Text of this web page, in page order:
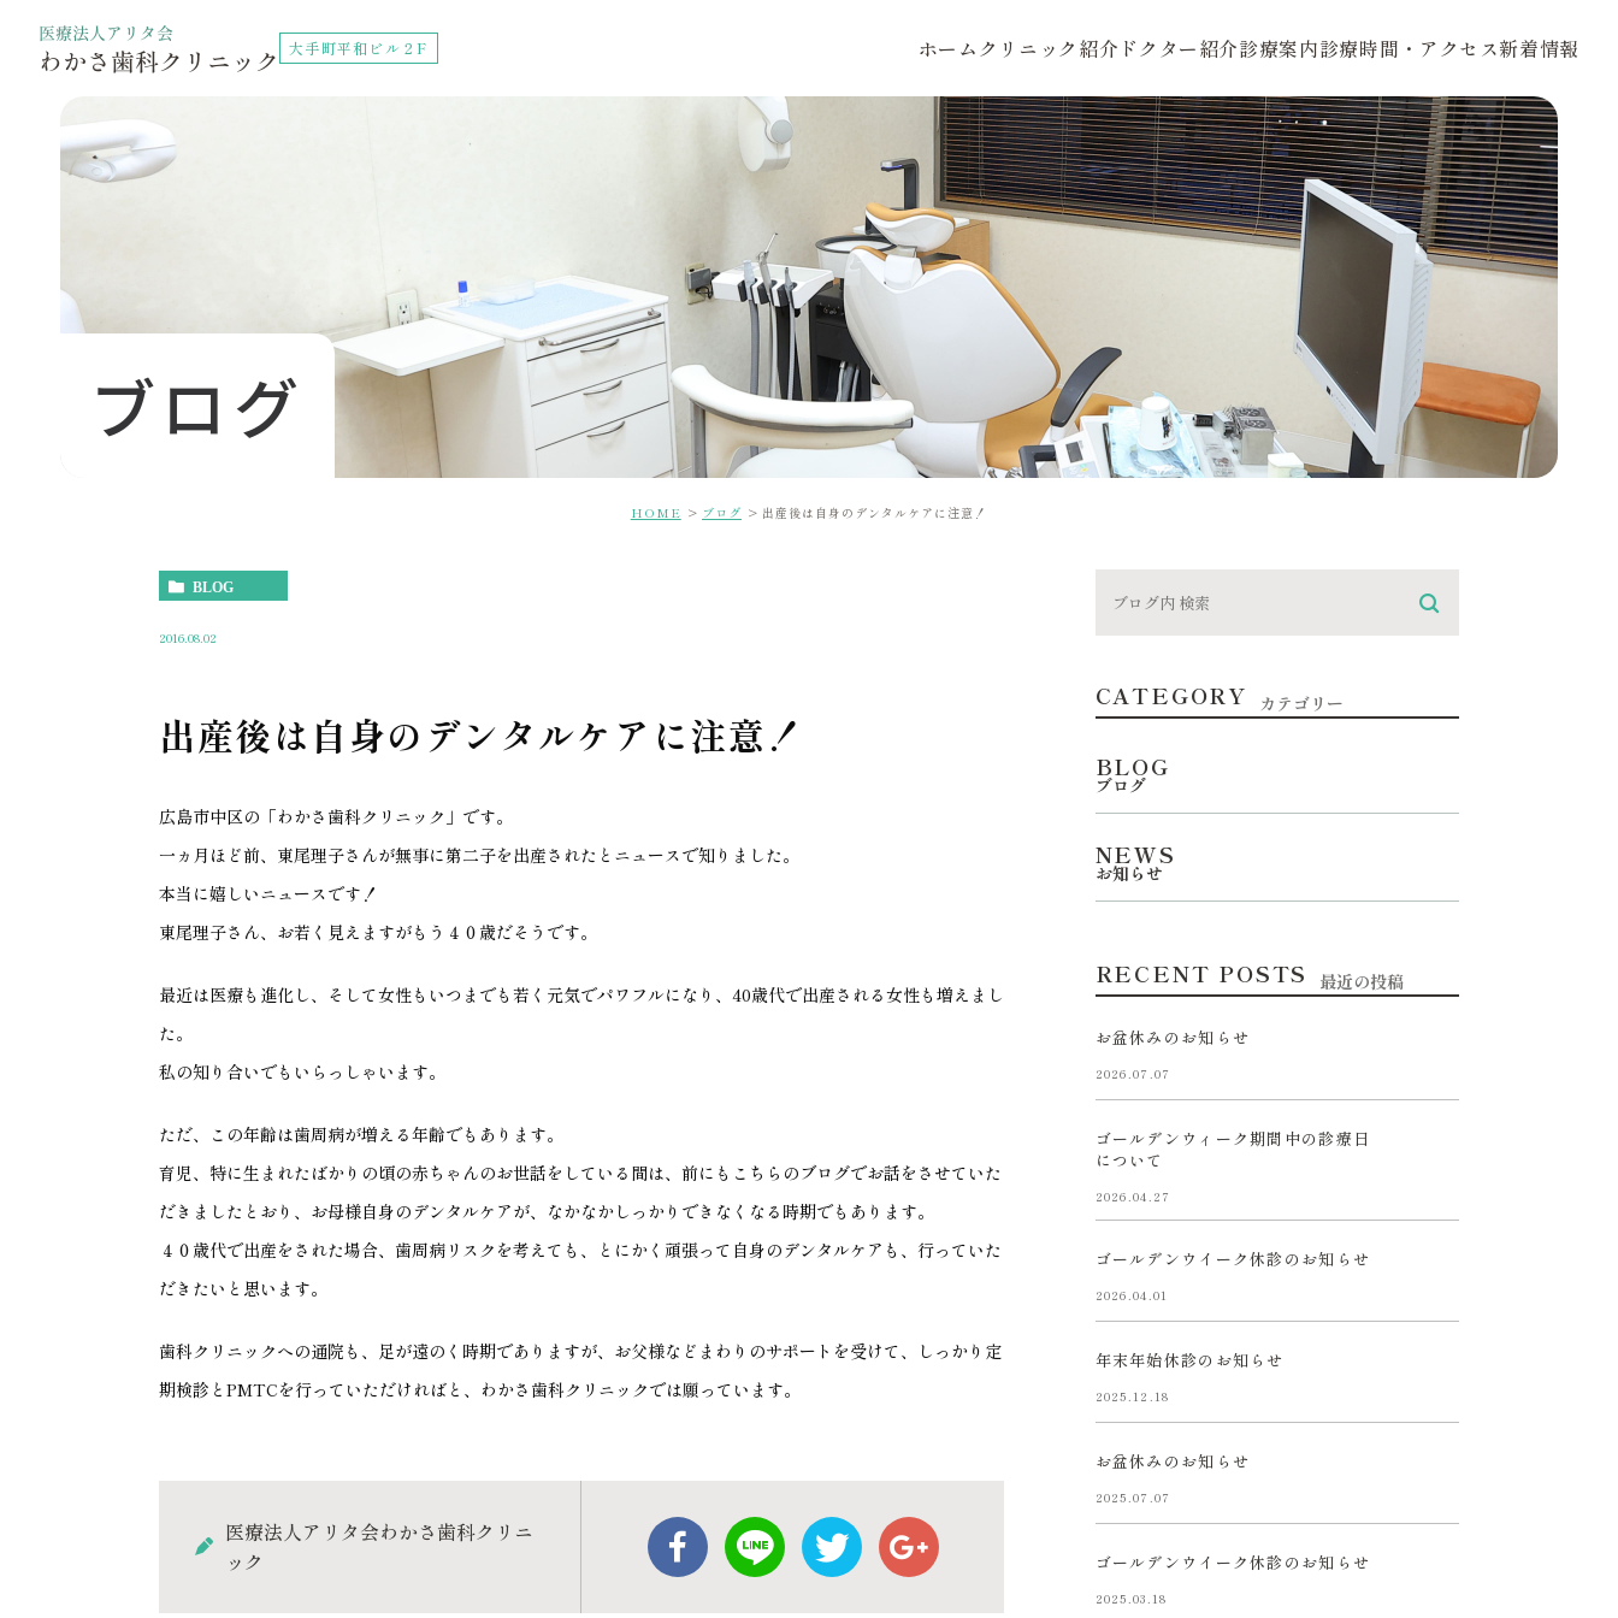
大手町平和ビル２F ホームクリニック紹介 ドクター紹介診療案内診療時間・アクセス新着情報
ブログ
HOME ブログ 出産後は自身のデンタルケアに注意！
BLOG
2016.08.02
出産後は自身のデンタルケアに注意！
広島市中区の「わかさ歯科クリニック」です。
一ヵ月ほど前、東尾理子さんが無事に第二子を出産されたとニュースで知りました。
本当に嬉しいニュースです！
東尾理子さん、お若く見えますがもう４０歳だそうです。
最近は医療も進化し、そして女性もいつまでも若く元気でパワフルになり、40歳代で出産される女性も増えまし
た。
私の知り合いでもいらっしゃいます。
ただ、この年齢は歯周病が増える年齢でもあります。
育児、特に生まれたばかりの頃の赤ちゃんのお世話をしている間は、前にもこちらのブログでお話をさせていた
だきましたとおり、お母様自身のデンタルケアが、なかなかしっかりできなくなる時期でもあります。
４０歳代で出産をされた場合、歯周病リスクを考えても、とにかく頑張って自身のデンタルケアも、行っていた
だきたいと思います。
歯科クリニックへの通院も、足が遠のく時期でありますが、お父様などまわりのサポートを受けて、しっかり定
期検診とPMTCを行っていただければと、わかさ歯科クリニックでは願っています。
医療法人アリタ会わかさ歯科クリニ
ック
CATEGORY カテゴリー
BLOG
ブログ
NEWS
お知らせ
RECENT POSTS 最近の投稿
お盆休みのお知らせ
2026.07.07
ゴールデンウィーク期間中の診療日
について
2026.04.27
ゴールデンウイーク休診のお知らせ
2026.04.01
年末年始休診のお知らせ
2025.12.18
お盆休みのお知らせ
2025.07.07
ゴールデンウイーク休診のお知らせ
2025.03.18